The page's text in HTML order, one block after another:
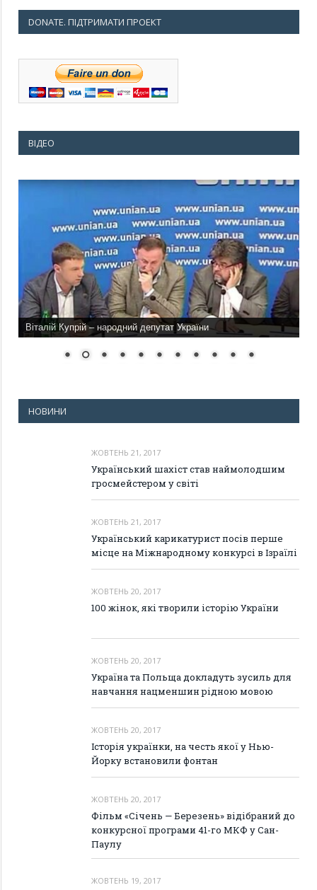
DONATE. ПІДТРИМАТИ ПРОЕКТ
ВІДЕО
Віталій Купрій – народний депутат України
НОВИНИ
ЖОВТЕНЬ 21, 2017
Український шахіст став наймолодшим
гросмейстером у світі
ЖОВТЕНЬ 21, 2017
Український карикатурист посів перше
місце на Міжнародному конкурсі в Ізраїлі
ЖОВТЕНЬ 20, 2017
100 жінок, які творили історію України
ЖОВТЕНЬ 20, 2017
Україна та Польща докладуть зусиль для
навчання нацменшин рідною мовою
ЖОВТЕНЬ 20, 2017
Історія українки, на честь якої у Нью-
Йорку встановили фонтан
ЖОВТЕНЬ 20, 2017
Фільм «Січень — Березень» відібраний до
конкурсної програми 41-го МКФ у Сан-
Паулу
ЖОВТЕНЬ 19, 2017